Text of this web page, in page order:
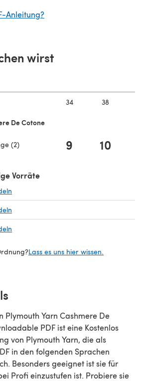
Anleitung?
wirst
34 38
De Cotone
(2) 9 10
Vorräte
Lass es uns hier wissen.
Plymouth Yarn Cashmere De
PDF ist eine Kostenlos
von Plymouth Yarn, die als
in den folgenden Sprachen
Besonders geeignet ist sie für
Profi einzustufen ist. Probiere sie